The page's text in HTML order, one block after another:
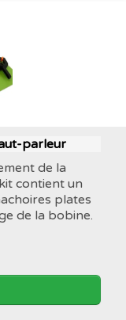
parleur
de la
contient un
plates
de la bobine.